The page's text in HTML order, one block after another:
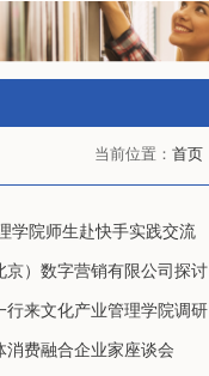
当前位置： 首页
学院师生赴快手实践交流
行来文化产业管理学院调研
费融合企业家座谈会